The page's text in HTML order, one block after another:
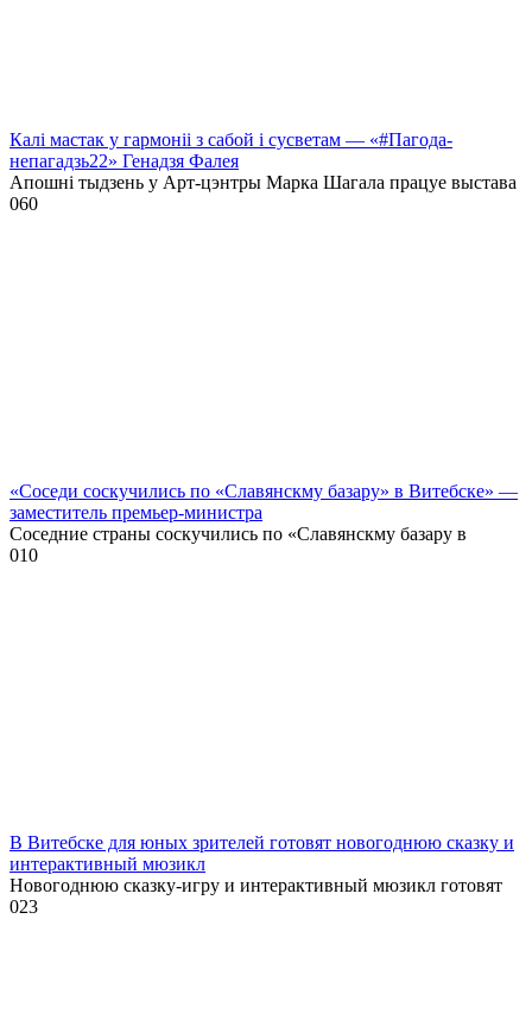
Калі мастак у гармоніі з сабой і сусветам — «#Пагода-
непагадзь22» Генадзя Фалея
Апошні тыдзень у Арт-цэнтры Марка Шагала працуе выстава
060
«Соседи соскучились по «Славянскму базару» в Витебске» —
заместитель премьер-министра
Соседние страны соскучились по «Славянскму базару в
010
В Витебске для юных зрителей готовят новогоднюю сказку и
интерактивный мюзикл
Новогоднюю сказку-игру и интерактивный мюзикл готовят
023